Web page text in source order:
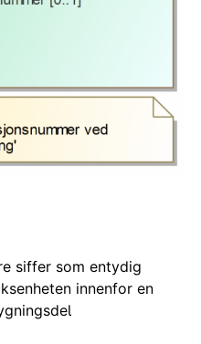
siffer som entydig
innenfor en